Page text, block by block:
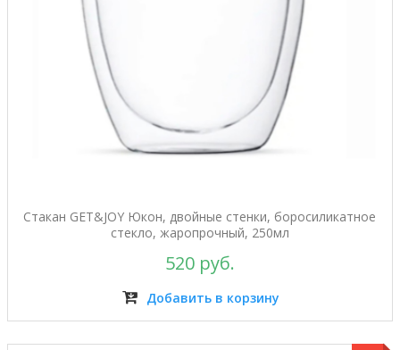
Стакан GET&JOY Юкон, двойные стенки, боросиликатное
стекло, жаропрочный, 250мл
520 руб.
Добавить в корзину